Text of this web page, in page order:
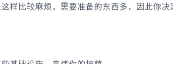
样比较麻烦，需要准备的东西多，因此你